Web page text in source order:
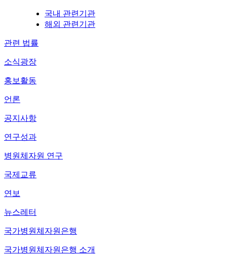
국내 관련기관
해외 관련기관
관련 법률
소식광장
홍보활동
언론
공지사항
연구성과
병원체자원 연구
국제교류
연보
뉴스레터
국가병원체자원은행
국가병원체자원은행 소개